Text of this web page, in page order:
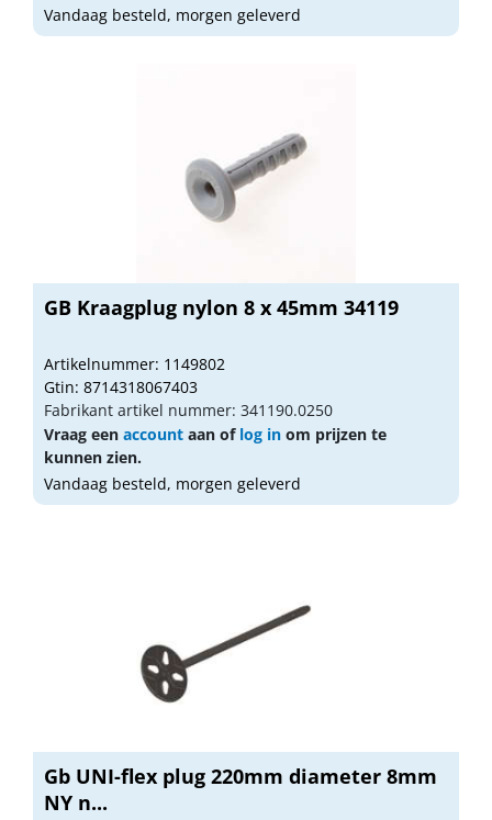
Vandaag besteld, morgen geleverd
GB Kraagplug nylon 8 x 45mm 34119
Artikelnummer: 1149802
Gtin: 8714318067403
Fabrikant artikel nummer: 341190.0250
Vraag een account aan of log in om prijzen te
kunnen zien.
Vandaag besteld, morgen geleverd
Gb UNI-flex plug 220mm diameter 8mm
NY n...